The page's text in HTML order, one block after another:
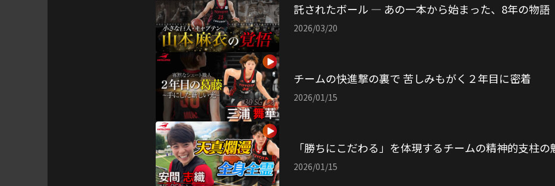
託されたボール ― あの一本から始まった、8年の物語
2026/03/20
チームの快進撃の裏で 苦しみもがく２年目に密着
2026/01/15
「勝ちにこだわる」を体現するチームの精神的支柱の
2026/01/15